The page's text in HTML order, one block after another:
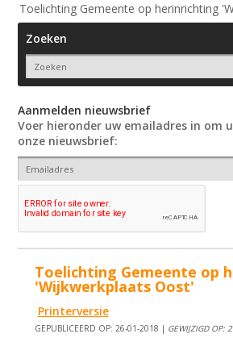
Toelichting Gemeente op herinrichting
Zoeken
Aanmelden nieuwsbrief
Voer hieronder uw emailadres in om
onze nieuwsbrief:
Toelichting Gemeente op
'Wijkwerkplaats Oost'
Printerversie
GEPUBLICEERD OP: 26-01-2018 | GEWIJZIGD OP: